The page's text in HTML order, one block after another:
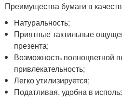
Преимущества бумаги в
Натуральность;
Приятные тактильные
презента;
Возможность полноцветной
привлекательность;
Легко утилизируется;
Податливая, удобна в